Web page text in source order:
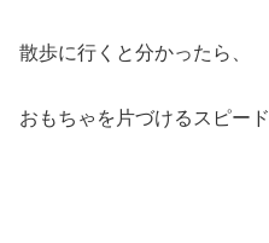
散歩に行くと分かったら、
おもちゃを片づけるスピー